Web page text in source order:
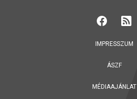
IMPRESSZUM
ÁSZF
MÉDIAAJÁNLAT